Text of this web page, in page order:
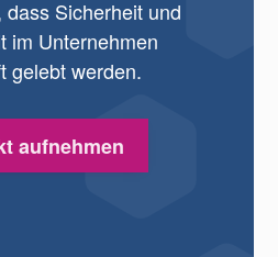
dass Sicherheit und
im Unternehmen
gelebt werden.
aufnehmen